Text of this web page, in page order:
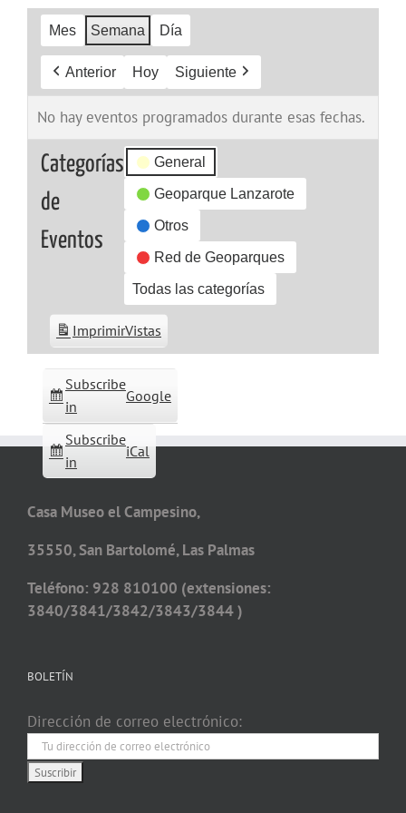
Mes Semana Día
Anterior Hoy Siguiente
No hay eventos programados durante esas fechas.
Categorías
de
Eventos
General
Geoparque Lanzarote
Otros
Red de Geoparques
Todas las categorías
Subscribe
in
Google
Subscribe
in
iCal
ImprimirVistas
Casa Museo el Campesino,
35550, San Bartolomé, Las Palmas
Teléfono: 928 810100 (extensiones:
3840/3841/3842/3843/3844 )
BOLETÍN
Dirección de correo electrónico: